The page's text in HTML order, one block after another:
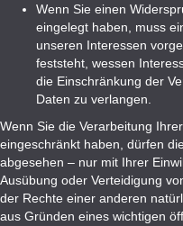
Wenn Sie einen
eingelegt haben, muss
unseren Interessen
feststeht, wessen
die Einschränkung der
Daten zu verlangen.
Wenn Sie die Verarbeitung
eingeschränkt haben, dürfen
abgesehen – nur mit Ihrer
Ausübung oder Verteidigung
der Rechte einer anderen
aus Gründen eines wichtigen